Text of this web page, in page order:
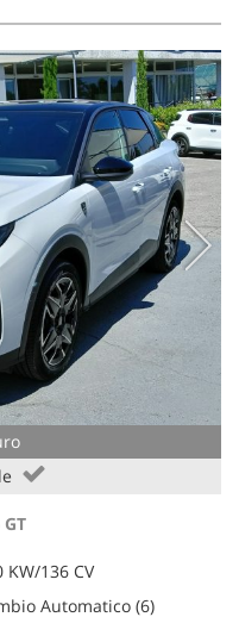
KW/136 CV
Automatico (6)